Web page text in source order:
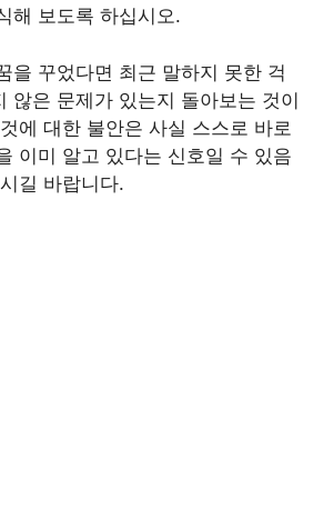
해 보도록 하십시오.
을 꾸었다면 최근 말하지 못한 걱
않은 문제가 있는지 돌아보는 것이
에 대한 불안은 사실 스스로 바로
이미 알고 있다는 신호일 수 있음
길 바랍니다.